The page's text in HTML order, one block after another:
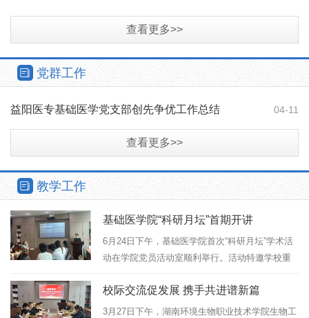
成功专升本上岸，在全省182人的招生总计划中，
我校录取占比高达27.47%。今年...
查看更多>>
党群工作
04-11
益阳医专基础医学党支部创先争优工作总结
查看更多>>
教学工作
基础医学院“科研月坛”首期开讲
6月24日下午，基础医学院首次“科研月坛”学术活
动在学院党员活动室顺利举行。活动特邀学校重
主讲嘉宾，以“肠道菌群如何‘遥控’大脑情绪”为主
题，为全校师生带来了...
校际交流促发展 携手共进谱新篇
3月27日下午，湖南环境生物职业技术学院生物工